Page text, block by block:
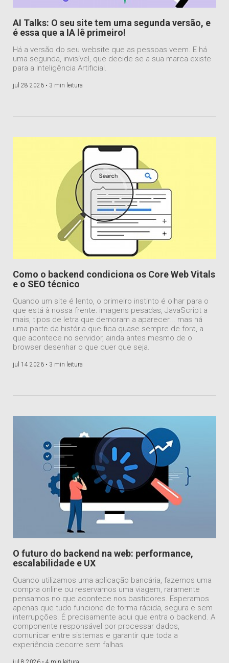
AI Talks: O seu site tem uma segunda versão, e
é essa que a IA lê primeiro!
Há a versão do seu website que as pessoas veem. E há
uma segunda, invisível, que decide se a sua marca existe
para a Inteligência Artificial.
jul 28 2026 • 3 min leitura
Como o backend condiciona os Core Web Vitals
e o SEO técnico
Quando um site é lento, o primeiro instinto é olhar para o
que está à nossa frente: imagens pesadas, JavaScript a
mais, tipos de letra que demoram a aparecer... mas há
uma parte da história que fica quase sempre de fora, a
que acontece no servidor, ainda antes mesmo de o
browser desenhar o que quer que seja.
jul 14 2026 • 3 min leitura
O futuro do backend na web: performance,
escalabilidade e UX
Quando utilizamos uma aplicação bancária, fazemos uma
compra online ou reservamos uma viagem, raramente
pensamos no que acontece nos bastidores. Esperamos
apenas que tudo funcione de forma rápida, segura e sem
interrupções. É precisamente aqui que entra o backend. A
componente responsável por processar dados,
comunicar entre sistemas e garantir que toda a
experiência decorre sem falhas.